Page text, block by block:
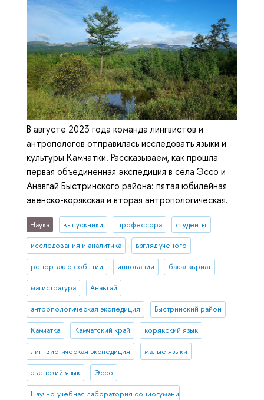
В августе 2023 года команда лингвистов и
антропологов отправилась исследовать языки и
культуры Камчатки. Рассказываем, как прошла
первая объединённая экспедиция в сёла Эссо и
Анавгай Быстринского района: пятая юбилейная
эвенско-корякская и вторая антропологическая.
Наука выпускники профессора студенты
исследования и аналитика взгляд ученого
репортаж о событии инновации бакалавриат
магистратура Анавгай
антропологическая экспедиция Быстринский район
Камчатка Камчатский край корякский язык
лингвистическая экспедиция малые языки
эвенский язык Эссо
Научно-учебная лаборатория социогуманитарных исследований